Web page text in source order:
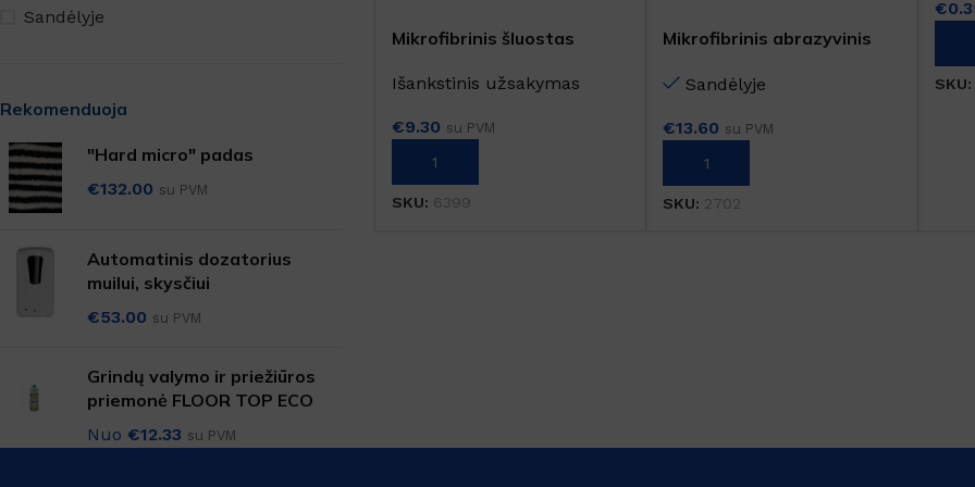
SANITARINĖS PATALPOS
Grindys, paviršiai
Grindų apsauga
Langai, veidrodžiai
TEKSTILĖS VALYMAS
Skalbimo priemonės
Sandėlyje
Rekomenduoja
"Hard micro" padas
€132.00 su PVM
Automatinis dozatorius
muilui, skysčiui
€53.00 su PVM
Grindų valymo ir priežiūros
priemonė FLOOR TOP ECO
Nuo €12.33 su PVM
Mikrofibrinis šluostas
Išankstinis užsakymas
€9.30 su PVM
Į KREPŠELĮ
SKU: 6399
Mikrofibrinis abrazyvinis
Sandėlyje
€13.60 su PVM
Į KREPŠELĮ
SKU: 2702
€
SKU: